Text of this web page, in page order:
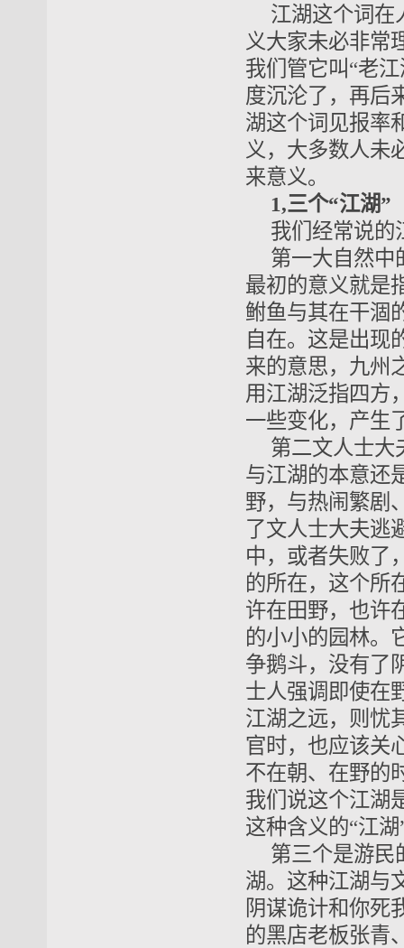
江湖这个词在
义大家未必非常
我们管它叫“老
度沉沦了，再后
湖这个词见报率
义，大多数人未
来意义。
1,三个“江湖”
我们经常说的
第一大自然中
最初的意义就是
鲋鱼与其在干涸
自在。这是出现
来的意思，九州
用江湖泛指四方
一些变化，产生
第二文人士大
与江湖的本意还
野，与热闹繁剧
了文人士大夫逃
中，或者失败了
的所在，这个所
许在田野，也许
的小小的园林。
争鹅斗，没有了
士人强调即使在
江湖之远，则忧
官时，也应该关
不在朝、在野的
我们说这个江湖
这种含义的“江
第三个是游民
湖。这种江湖与
阴谋诡计和你死
的黑店老板张青